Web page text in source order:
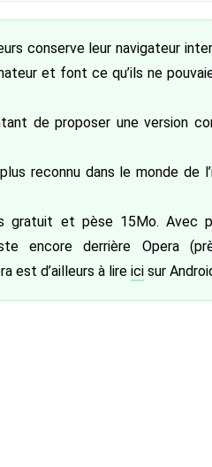
conserve leur navigateur
et font ce qu’ils ne
de proposer une version
reconnu dans le monde de
gratuit et pèse 15Mo. Avec
encore derrière Opera
est d’ailleurs à lire ici sur